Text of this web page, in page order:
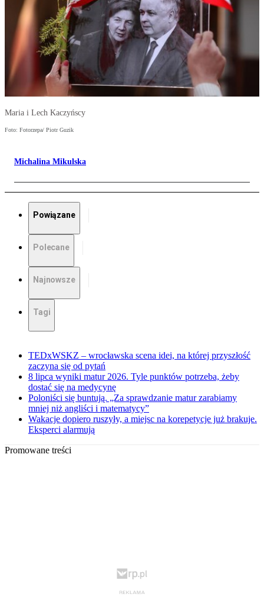
Maria i Lech Kaczyńscy
Foto: Fotorzepa/ Piotr Guzik
Michalina Mikulska
Powiązane
Polecane
Najnowsze
Tagi
TEDxWSKZ – wrocławska scena idei, na której przyszłość
zaczyna się od pytań
8 lipca wyniki matur 2026. Tyle punktów potrzeba, żeby
dostać się na medycynę
Poloniści się buntują. „Za sprawdzanie matur zarabiamy
mniej niż angliści i matematycy”
Wakacje dopiero ruszyły, a miejsc na korepetycje już brakuje.
Eksperci alarmują
Promowane treści